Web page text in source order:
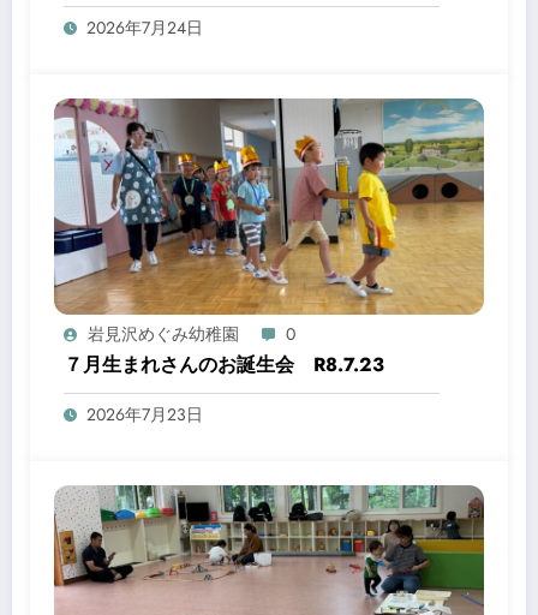
2026年7月24日
岩見沢めぐみ幼稚園 0
７月生まれさんのお誕生会 R8.7.23
2026年7月23日